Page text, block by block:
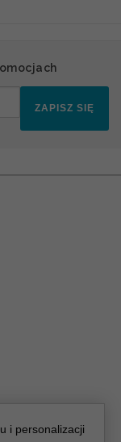
ZAPISZ SIĘ
i personalizacji